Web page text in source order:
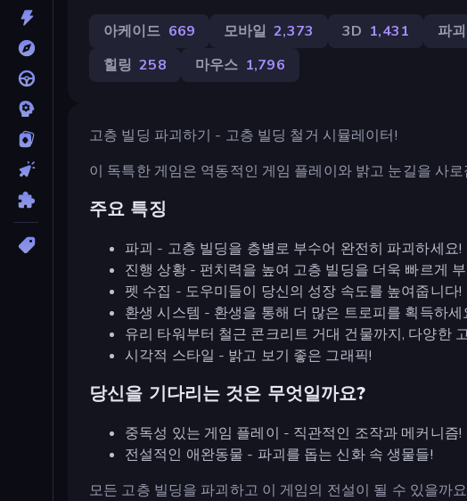
아케이드 669 모바일 2,373 3D 1,431 파괴
힐링 258 마우스 1,796
고층 빌딩 파괴하기 - 고층 빌딩 철거 시뮬레이터!
이 독특한 게임은 역동적인 게임 플레이와 밝고 눈길을 사
주요 특징
파괴 - 고층 빌딩을 층별로 부수어 완전히 파괴하세요!
진행 상황 - 펀치력을 높여 고층 빌딩을 더욱 빠르게
펫 수집 - 도우미들이 당신의 성장 속도를 높여줍니다!
환생 시스템 - 환생을 통해 더 많은 트로피를 획득하세
유리 타워부터 철근 콘크리트 거대 건물까지, 다양한
시각적 스타일 - 밝고 보기 좋은 그래픽!
당신을 기다리는 것은 무엇일까요?
중독성 있는 게임 플레이 - 직관적인 조작과 메커니즘!
전설적인 애완동물 - 파괴를 돕는 신화 속 생물들!
모든 고층 빌딩을 파괴하고 이 게임의 전설이 될 수 있을까